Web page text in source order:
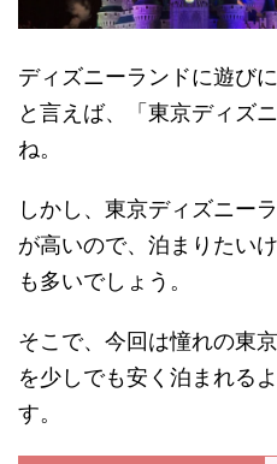
ディズニーランドに遊び
と言えば、「東京ディズ
ね。
しかし、東京ディズニー
が高いので、泊まりたい
も多いでしょう。
そこで、今回は憧れの東
を少しでも安く泊まれる
す。